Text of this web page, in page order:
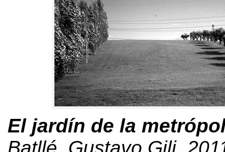
El jardín de la